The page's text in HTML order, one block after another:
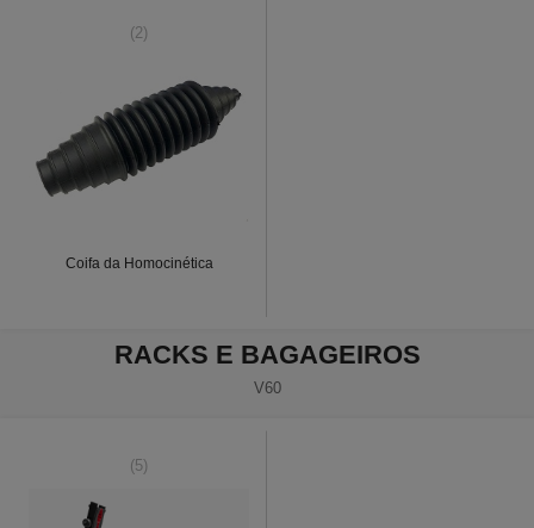
(2)
Coifa da Homocinética
RACKS E BAGAGEIROS
V60
(5)